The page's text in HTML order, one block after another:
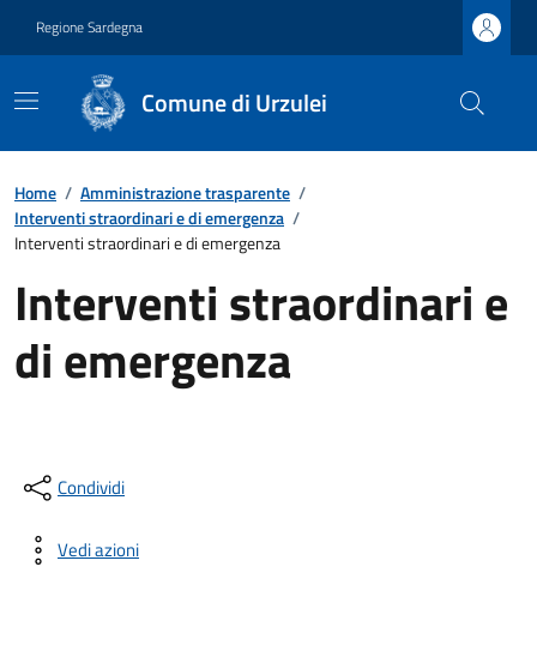
Regione Sardegna
Comune di Urzulei
Home / Amministrazione trasparente /
Interventi straordinari e di emergenza /
Interventi straordinari e di emergenza
Interventi straordinari e
di emergenza
Condividi
Vedi azioni